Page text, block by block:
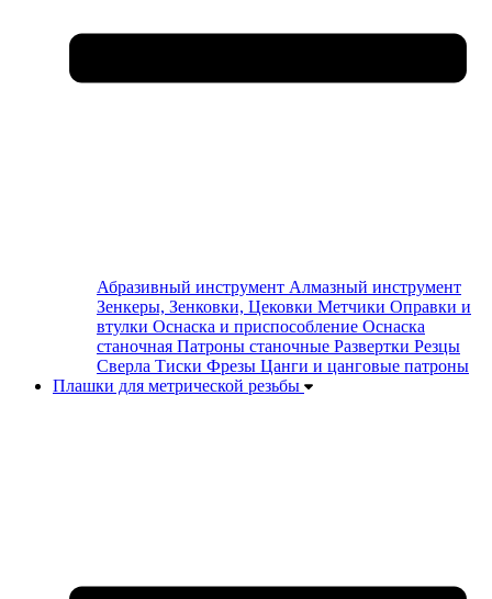
Абразивный инструмент Алмазный инструмент
Зенкеры, Зенковки, Цековки Метчики Оправки и
втулки Оснаска и приспособление Оснаска
станочная Патроны станочные Развертки Резцы
Сверла Тиски Фрезы Цанги и цанговые патроны
Плашки для метрической резьбы